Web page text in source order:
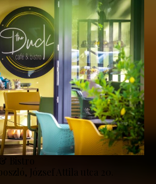
Bistro
József Attila utca 20.